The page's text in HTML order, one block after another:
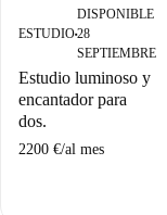
ESTUDIO■
DISPONIBLE
28
SEPTIEMBRE
Estudio luminoso y
encantador para
dos.
2200 €/al mes